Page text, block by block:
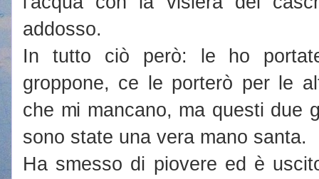
addosso.
In tutto ciò però: le ho
groppone, ce le porterò per le
che mi mancano, ma questi due
sono state una vera mano santa.
Ha smesso di piovere ed è